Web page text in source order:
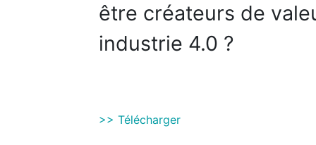
être créateurs de
industrie 4.0 ?
>> Télécharger